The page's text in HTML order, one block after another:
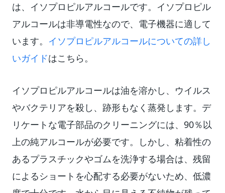
は、イソプロピルアルコールです。イソプロピル
アルコールは非導電性なので、電子機器に適して
います。 イソプロピルアルコールについての詳し
いガイドはこちら。
イソプロピルアルコールは油を溶かし、ウイルス
やバクテリアを殺し、跡形もなく蒸発します。デ
リケートな電子部品のクリーニングには、90％以
上の純アルコールが必要です。しかし、粘着性の
あるプラスチックやゴムを洗浄する場合は、残留
によるショートを心配する必要がないため、低濃